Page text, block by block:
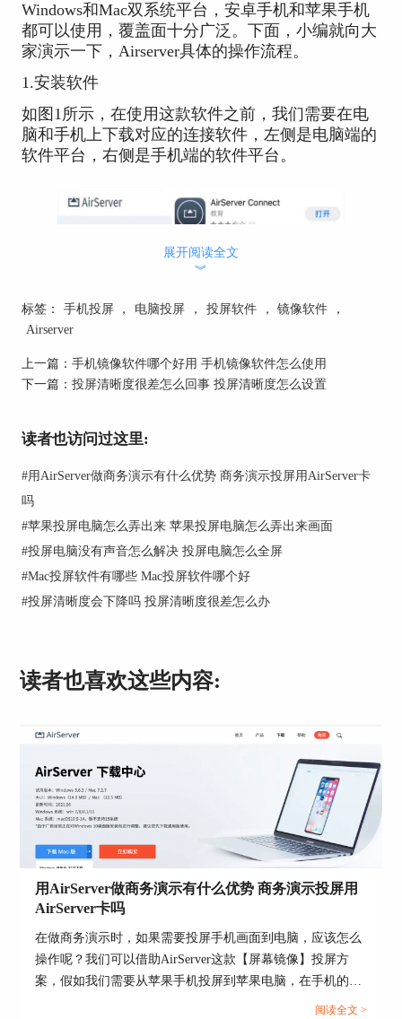
Windows和Mac双系统平台，安卓手机和苹果手机
都可以使用，覆盖面十分广泛。下面，小编就向大
家演示一下，Airserver具体的操作流程。
1.安装软件
如图1所示，在使用这款软件之前，我们需要在电
脑和手机上下载对应的连接软件，左侧是电脑端的
软件平台，右侧是手机端的软件平台。
2.调出二维码
面，调出连接二维码。
3.扫描二维码
随后，使用手机端的“扫描命令”识别该二维码，就
面会自动同步到笔记本电脑屏幕上。
展开阅读全文
︾
标签： 手机投屏 ， 电脑投屏 ， 投屏软件 ， 镜像软件
，
Airserver
上一篇： 手机镜像软件哪个好用 手机镜像软件怎么使用
下一篇： 投屏清晰度很差怎么回事 投屏清晰度怎么设置
读者也访问过这里:
#用AirServer做商务演示有什么优势 商务演示投屏用AirServer卡
吗
#苹果投屏电脑怎么弄出来 苹果投屏电脑怎么弄出来画面
#投屏电脑没有声音怎么解决 投屏电脑怎么全屏
#Mac投屏软件有哪些 Mac投屏软件哪个好
#投屏清晰度会下降吗 投屏清晰度很差怎么办
读者也喜欢这些内容:
用AirServer做商务演示有什么优势 商务演示投屏用
AirServer卡吗
在做商务演示时，如果需要投屏手机画面到电脑，应该怎么
操作呢？我们可以借助AirServer这款【屏幕镜像】投屏方
案，假如我们需要从苹果手机投屏到苹果电脑，在手机的
【屏幕镜像】中无法显示Mac电脑，安装AirServer后，即可
阅读全文 >